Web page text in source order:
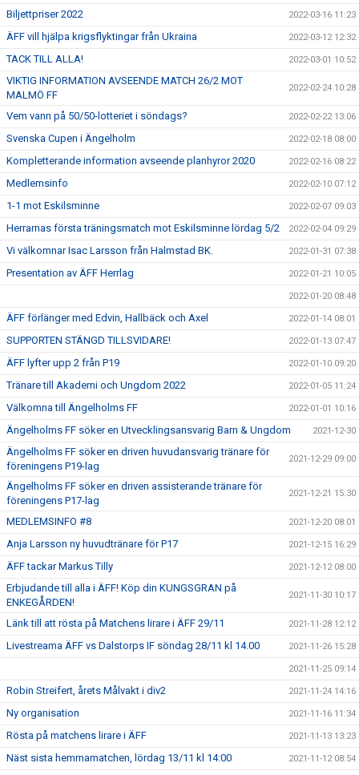
Biljettpriser 2022 2022-03-16 11:23
ÄFF vill hjälpa krigsflyktingar från Ukraina 2022-03-12 12:32
TACK TILL ALLA! 2022-03-01 10:52
VIKTIG INFORMATION AVSEENDE MATCH 26/2 MOT
MALMÖ FF
2022-02-24 10:28
Vem vann på 50/50-lotteriet i söndags? 2022-02-22 13:06
Svenska Cupen i Ängelholm 2022-02-18 08:00
Kompletterande information avseende planhyror 2020 2022-02-16 08:22
Medlemsinfo 2022-02-10 07:12
1-1 mot Eskilsminne 2022-02-07 09:03
Herrarnas första träningsmatch mot Eskilsminne lördag 5/2 2022-02-04 09:29
Vi välkomnar Isac Larsson från Halmstad BK. 2022-01-31 07:38
Presentation av ÄFF Herrlag 2022-01-21 10:05
2022-01-20 08:48
ÄFF förlänger med Edvin, Hallbäck och Axel 2022-01-14 08:01
SUPPORTEN STÄNGD TILLSVIDARE! 2022-01-13 07:47
ÄFF lyfter upp 2 från P19 2022-01-10 09:20
Tränare till Akademi och Ungdom 2022 2022-01-05 11:24
Välkomna till Ängelholms FF 2022-01-01 10:16
Ängelholms FF söker en Utvecklingsansvarig Barn & Ungdom 2021-12-30
Ängelholms FF söker en driven huvudansvarig tränare för
föreningens P19-lag
2021-12-29 09:00
Ängelholms FF söker en driven assisterande tränare för
föreningens P17-lag
2021-12-21 15:30
MEDLEMSINFO #8 2021-12-20 08:01
Anja Larsson ny huvudtränare för P17 2021-12-15 16:29
ÄFF tackar Markus Tilly 2021-12-12 08:00
Erbjudande till alla i ÄFF! Köp din KUNGSGRAN på
ENKEGÅRDEN!
2021-11-30 10:17
Länk till att rösta på Matchens lirare i ÄFF 29/11 2021-11-28 12:12
Livestreama ÄFF vs Dalstorps IF söndag 28/11 kl 14.00 2021-11-26 15:28
2021-11-25 09:14
Robin Streifert, årets Målvakt i div2 2021-11-24 14:16
Ny organisation 2021-11-16 11:34
Rösta på matchens lirare i ÄFF 2021-11-13 13:23
Näst sista hemmamatchen, lördag 13/11 kl 14:00 2021-11-12 08:54